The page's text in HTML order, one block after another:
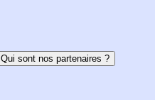
Qui sont nos partenaires ?